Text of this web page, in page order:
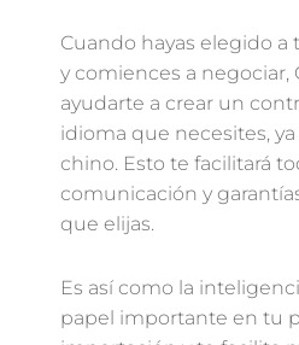
Cuando hayas elegido a
y comiences a negociar,
ayudarte a crear un
idioma que necesites,
chino. Esto te facilitará
comunicación y
que elijas.
Es así como la
papel importante en tu